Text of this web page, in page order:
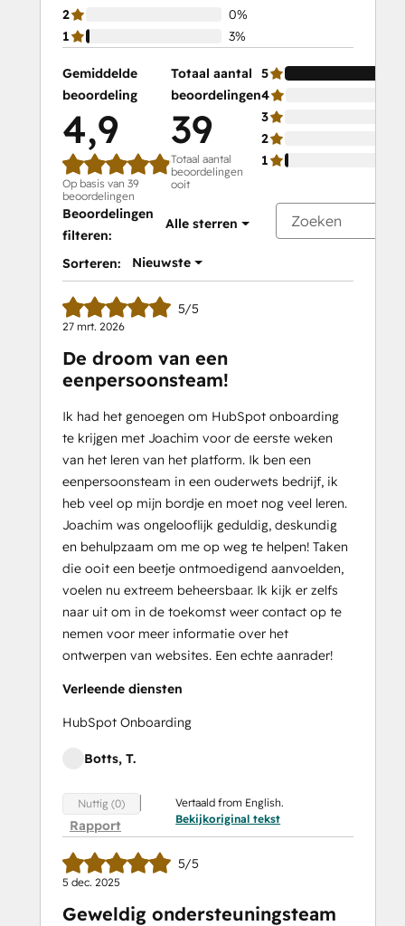
2
0%
1
3%
Gemiddelde
beoordeling
4,9
Op basis van 39
beoordelingen
Totaal aantal
beoordelingen
39
Totaal aantal
beoordelingen
ooit
5
4
3
2
1
Beoordelingen
filteren:
Alle sterren
Sorteren: Nieuwste
5/5
27 mrt. 2026
De droom van een
eenpersoonsteam!
Ik had het genoegen om HubSpot onboarding
te krijgen met Joachim voor de eerste weken
van het leren van het platform. Ik ben een
eenpersoonsteam in een ouderwets bedrijf, ik
heb veel op mijn bordje en moet nog veel leren.
Joachim was ongelooflijk geduldig, deskundig
en behulpzaam om me op weg te helpen! Taken
die ooit een beetje ontmoedigend aanvoelden,
voelen nu extreem beheersbaar. Ik kijk er zelfs
naar uit om in de toekomst weer contact op te
nemen voor meer informatie over het
ontwerpen van websites. Een echte aanrader!
Verleende diensten
HubSpot Onboarding
Botts, T.
Nuttig (0)
Rapport
Vertaald from English.
Bekijkoriginal tekst
5/5
5 dec. 2025
Geweldig ondersteuningsteam